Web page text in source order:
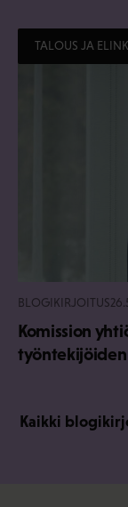
TALOUS JA
BLOGIKIRJOITUS
Komission
Kaikki